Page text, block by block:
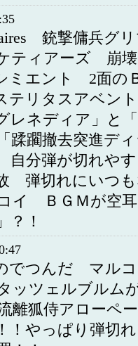
銃撃傭兵グ
ティアーズ 崩
ミエント 2面の
テリタスアベ
レネディア」と
蹂躙撤去突進デ
自分弾が切れや
弾切れにいつも
イ ＢＧＭが空耳
！
でつんだ マル
ッツェルブルム
離狐侍アローペ
！やっぱり弾切